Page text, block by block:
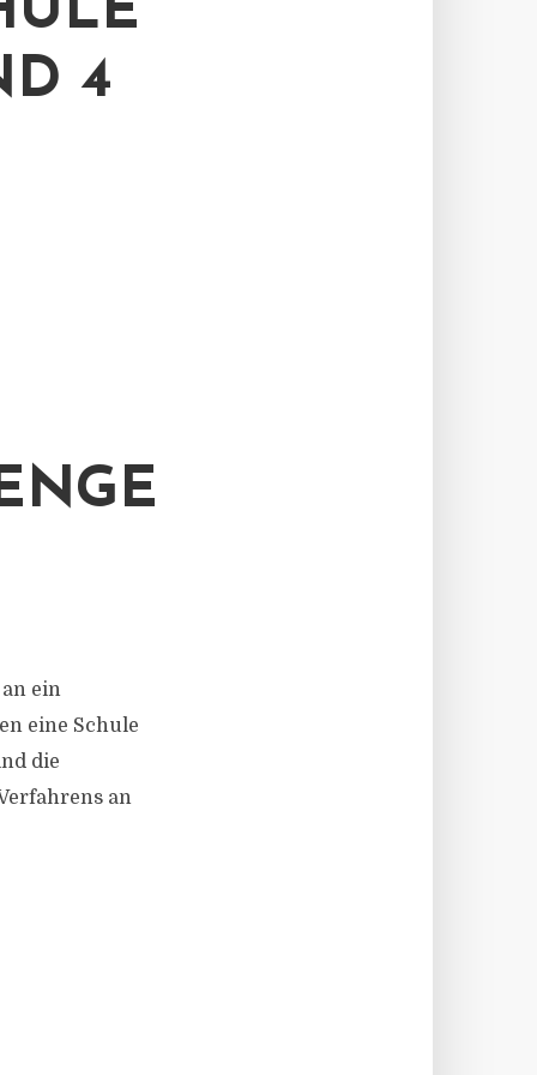
4 B
ein
eine Schule
die
an